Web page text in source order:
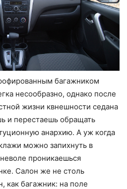
багажником
несообразно, однако после
жизни квнешности седана
и перестаешь обращать
анархию. А уж когда
можно запихнуть в
проникаешься
Салон же не столь
как багажник: на поле